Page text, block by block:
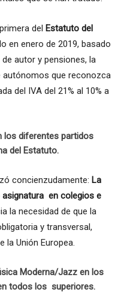
del Estatuto del
en enero de 2019, basado
autor y pensiones, la
autónomos que reconozca
del IVA del 21% al 10% a
los diferentes partidos
del Estatuto.
concienzudamente: La
en colegios e
la necesidad de que la
y transversal,
la Unión Europea.
Moderna/Jazz en los
todos los superiores.